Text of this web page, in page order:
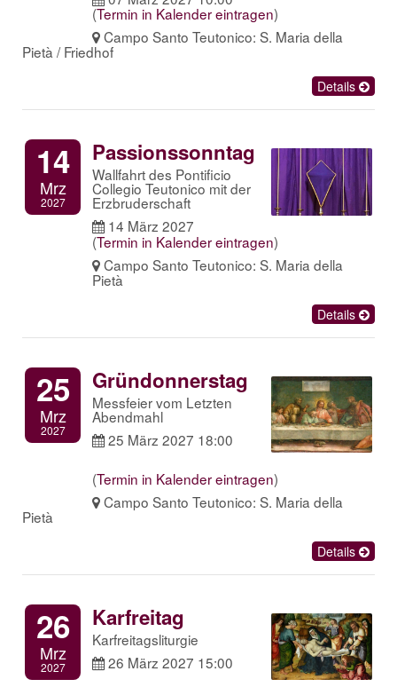
(Termin in Kalender eintragen)
Campo Santo Teutonico: S. Maria della
Pietà / Friedhof
Details
14
Mrz
2027
Passionssonntag
Wallfahrt des Pontificio
Collegio Teutonico mit der
Erzbruderschaft
14 März 2027
(Termin in Kalender eintragen)
Campo Santo Teutonico: S. Maria della
Pietà
Details
25
Mrz
2027
Gründonnerstag
Messfeier vom Letzten
Abendmahl
25 März 2027 18:00
(Termin in Kalender eintragen)
Campo Santo Teutonico: S. Maria della
Pietà
Details
26
Mrz
2027
Karfreitag
Karfreitagsliturgie
26 März 2027 15:00